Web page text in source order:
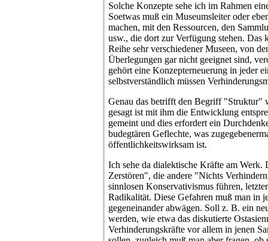
Solche Konzepte sehe ich im Rahmen
Soetwas muß ein Museumsleiter oder
machen, mit den Ressourcen, den
usw., die dort zur Verfügung stehen. Das
Reihe sehr verschiedener Museen, von
Überlegungen gar nicht geeignet sind,
gehört eine Konzepterneuerung in jeder
selbstverständlich müssen
Genau das betrifft den Begriff "Struktur"
gesagt ist mit ihm die Entwicklung
gemeint und dies erfordert ein
budegtären Geflechte, was
öffentlichkeitswirksam ist.
Ich sehe da dialektische Kräfte am
Zerstören", die andere "Nichts
sinnlosen Konservativismus führen,
Radikalität. Diese Gefahren muß man in
gegeneinander abwägen. Soll z. B. ein
werden, wie etwa das diskutierte
Verhinderungskräfte vor allem in jenen